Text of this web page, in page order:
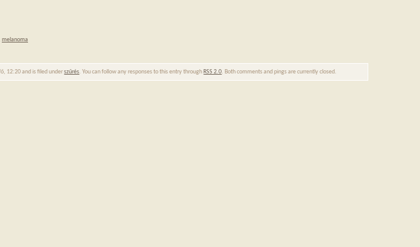
melanoma
12:20 and is filed underszűrés. You can follow any responses to this entry through RSS 2.0. Both comments and pings are currently closed.